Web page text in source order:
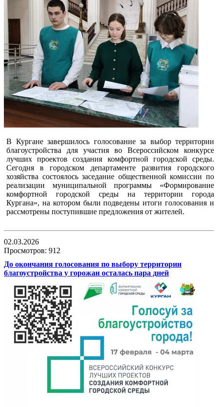
В Кургане завершилось голосование за выбор территории
благоустройства для участия во Всероссийском конкурсе
лучших проектов создания комфортной городской среды.
Сегодня в городском департаменте развития городского
хозяйства состоялось заседание общественной комиссии по
реализации муниципальной программы «Формирование
комфортной городской среды на территории города
Кургана», на котором были подведены итоги голосования и
рассмотрены поступившие предложения от жителей.
02.03.2026
Просмотров: 912
До окончания голосования по выбору территории
благоустройства у горожан осталась пара дней